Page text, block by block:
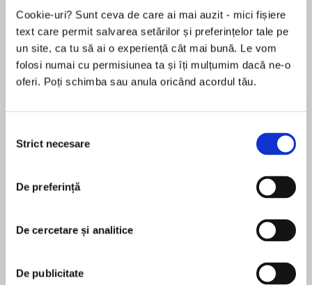
Cookie-uri? Sunt ceva de care ai mai auzit - mici fișiere
text care permit salvarea setărilor și preferințelor tale pe
un site, ca tu să ai o experiență cât mai bună. Le vom
folosi numai cu permisiunea ta și îți mulțumim dacă ne-o
oferi. Poți schimba sau anula oricând acordul tău.
consimțământului
Strict necesare
De preferință
De cercetare și analitice
De publicitate
Desprecarte
The second in the thrilling fantasy series
of the bestselling Assassin’s Apprentice.
Fitz has succeeded in rescuing Prince Dutiful
returned with him to Buckkeep castle. With
Outislander princess, Elliania, but with tensions
În acest moment nu există recenzii
Robin Hobb